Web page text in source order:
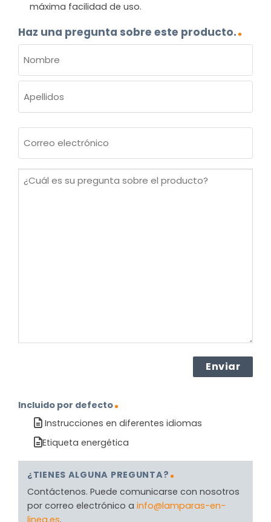
máxima facilidad de uso.
Haz una pregunta sobre este producto.
(OBLIGATORIO)
Nombre
electrónico
¿Cuál
Incluido por defecto
Instrucciones en diferentes idiomas
Etiqueta energética
¿TIENES ALGUNA PREGUNTA?
Contáctenos. Puede comunicarse con nosotros
por correo electrónico a info@lamparas-en-
linea.es.